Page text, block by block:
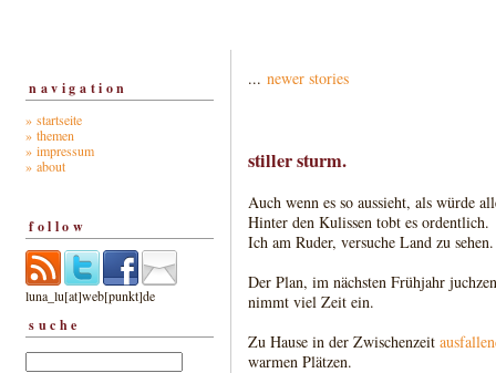
navigation
» startseite
» themen
» impressum
» about
follow
luna_lu[at]web[punkt]de
suche
... newer stories
stiller sturm.
Auch wenn es so aussieht, als würde
Hinter den Kulissen tobt es ordentlich.
Ich am Ruder, versuche Land zu sehen.
Der Plan, im nächsten Frühjahr
nimmt viel Zeit ein.
Zu Hause in der Zwischenzeit
warmen Plätzen.